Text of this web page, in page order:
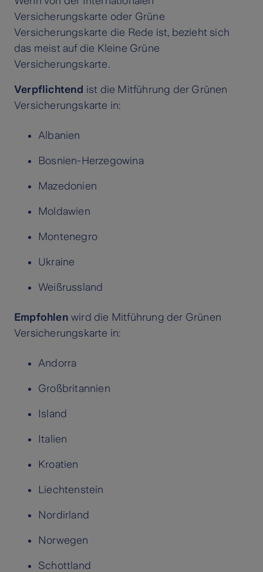
Versicherungskarte oder Grüne
Versicherungskarte die Rede ist, bezieht sich
das meist auf die Kleine Grüne
Versicherungskarte.
Verpflichtend ist die Mitführung der Grünen
Versicherungskarte in:
Albanien
Bosnien-Herzegowina
Mazedonien
Moldawien
Montenegro
Ukraine
Weißrussland
Empfohlen wird die Mitführung der Grünen
Versicherungskarte in:
Andorra
Großbritannien
Island
Italien
Kroatien
Liechtenstein
Nordirland
Norwegen
Schottland